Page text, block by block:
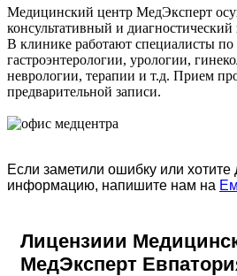
Медицинский центр МедЭксперт
консультативный и
В клинике работают специалисты
гастроэнтерологии, урологии,
неврологии, терапии и т.д. Прием
предварительной записи.
Если заметили ошибку или хотите
информацию, напишите нам на
Лицензиии
МедЭксперт